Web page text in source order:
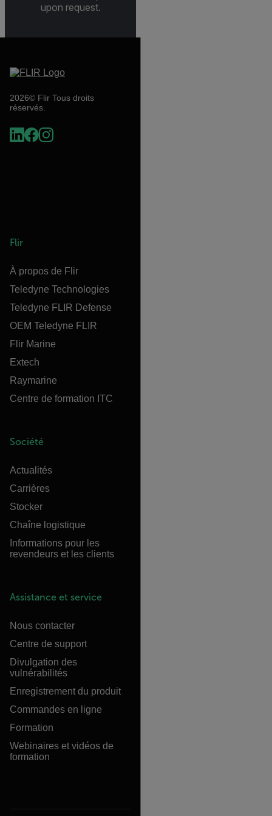
upon request.
2026© Flir Tous droits
réservés.
Flir
À propos de Flir
Teledyne Technologies
Teledyne FLIR Defense
OEM Teledyne FLIR
Flir Marine
Extech
Raymarine
Centre de formation ITC
Société
Actualités
Carrières
Stocker
Chaîne logistique
Informations pour les
revendeurs et les clients
Assistance et service
Nous contacter
Centre de support
Divulgation des
vulnérabilités
Enregistrement du produit
Commandes en ligne
Formation
Webinaires et vidéos de
formation